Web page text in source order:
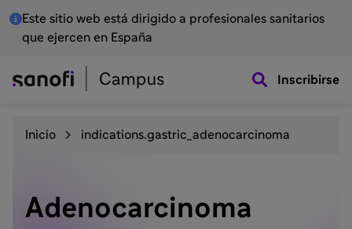
Este sitio web está dirigido a profesionales sanitarios
que ejercen en España
Inscribirse
Inicio indications.gastric_adenocarcinoma
Adenocarcinoma